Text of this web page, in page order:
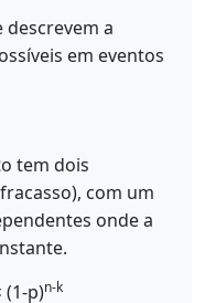
a
em eventos
tem dois
com um
onde a
(1-p)n-k